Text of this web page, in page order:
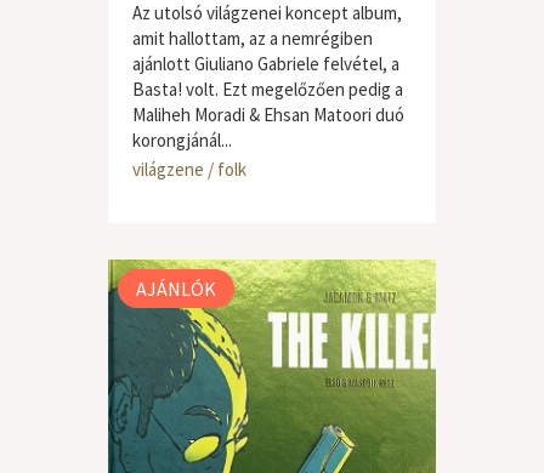
Az utolsó világzenei koncept album,
amit hallottam, az a nemrégiben
ajánlott Giuliano Gabriele felvétel, a
Basta! volt. Ezt megelőzően pedig a
Maliheh Moradi & Ehsan Matoori duó
korongjánál...
világzene / folk
AJÁNLÓK